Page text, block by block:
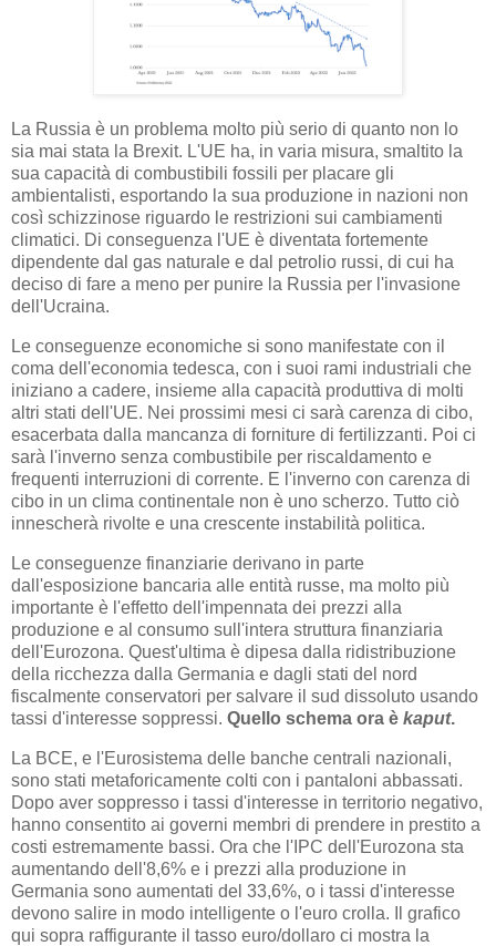
La Russia è un problema molto più serio di quanto non lo
sia mai stata la Brexit. L'UE ha, in varia misura, smaltito la
sua capacità di combustibili fossili per placare gli
ambientalisti, esportando la sua produzione in nazioni non
così schizzinose riguardo le restrizioni sui cambiamenti
climatici. Di conseguenza l'UE è diventata fortemente
dipendente dal gas naturale e dal petrolio russi, di cui ha
deciso di fare a meno per punire la Russia per l'invasione
dell'Ucraina.
Le conseguenze economiche si sono manifestate con il
coma dell'economia tedesca, con i suoi rami industriali che
iniziano a cadere, insieme alla capacità produttiva di molti
altri stati dell'UE. Nei prossimi mesi ci sarà carenza di cibo,
esacerbata dalla mancanza di forniture di fertilizzanti. Poi ci
sarà l'inverno senza combustibile per riscaldamento e
frequenti interruzioni di corrente. E l'inverno con carenza di
cibo in un clima continentale non è uno scherzo. Tutto ciò
innescherà rivolte e una crescente instabilità politica.
Le conseguenze finanziarie derivano in parte
dall'esposizione bancaria alle entità russe, ma molto più
importante è l'effetto dell'impennata dei prezzi alla
produzione e al consumo sull'intera struttura finanziaria
dell'Eurozona. Quest'ultima è dipesa dalla ridistribuzione
della ricchezza dalla Germania e dagli stati del nord
fiscalmente conservatori per salvare il sud dissoluto usando
tassi d'interesse soppressi. Quello schema ora è kaput.
La BCE, e l'Eurosistema delle banche centrali nazionali,
sono stati metaforicamente colti con i pantaloni abbassati.
Dopo aver soppresso i tassi d'interesse in territorio negativo,
hanno consentito ai governi membri di prendere in prestito a
costi estremamente bassi. Ora che l'IPC dell'Eurozona sta
aumentando dell'8,6% e i prezzi alla produzione in
Germania sono aumentati del 33,6%, o i tassi d'interesse
devono salire in modo intelligente o l'euro crolla. Il grafico
qui sopra raffigurante il tasso euro/dollaro ci mostra la